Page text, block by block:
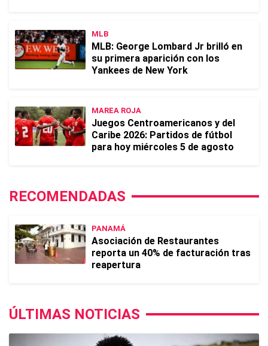
MLB
MLB: George Lombard Jr brilló en
su primera aparición con los
Yankees de New York
MAREA ROJA
Juegos Centroamericanos y del
Caribe 2026: Partidos de fútbol
para hoy miércoles 5 de agosto
RECOMENDADAS
PANAMÁ
Asociación de Restaurantes
reporta un 40% de facturación tras
reapertura
ÚLTIMAS NOTICIAS